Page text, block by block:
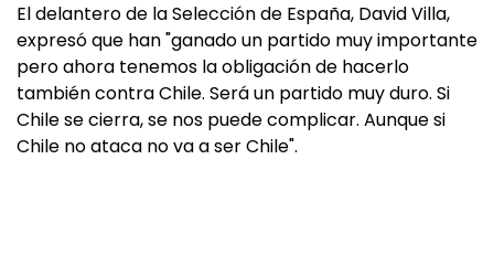
El delantero de la Selección de España, David Villa,
expresó que han "ganado un partido muy importante
pero ahora tenemos la obligación de hacerlo
también contra Chile. Será un partido muy duro. Si
Chile se cierra, se nos puede complicar. Aunque si
Chile no ataca no va a ser Chile".